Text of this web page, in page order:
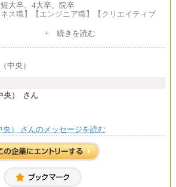
大卒、4大卒、院卒
ネス職】【エンジニア職】【クリエイティブ
間中も給与に変更はございません 。
270,000円～320,000円
：225,000円～300,000円
間中も給与に変更はございません。
+ 続きを読む
央） さん
央） さんのメッセージを読む